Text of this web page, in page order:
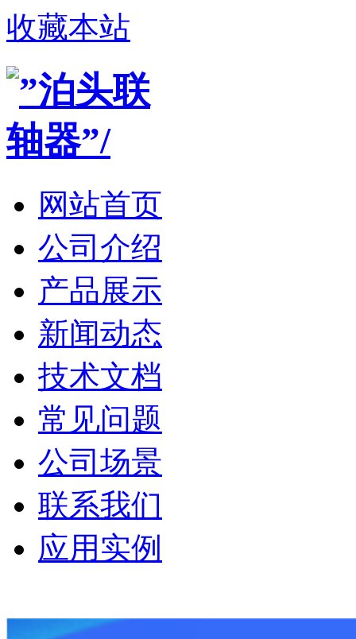
收藏本站
网站首页
公司介绍
产品展示
新闻动态
技术文档
常见问题
公司场景
联系我们
应用实例